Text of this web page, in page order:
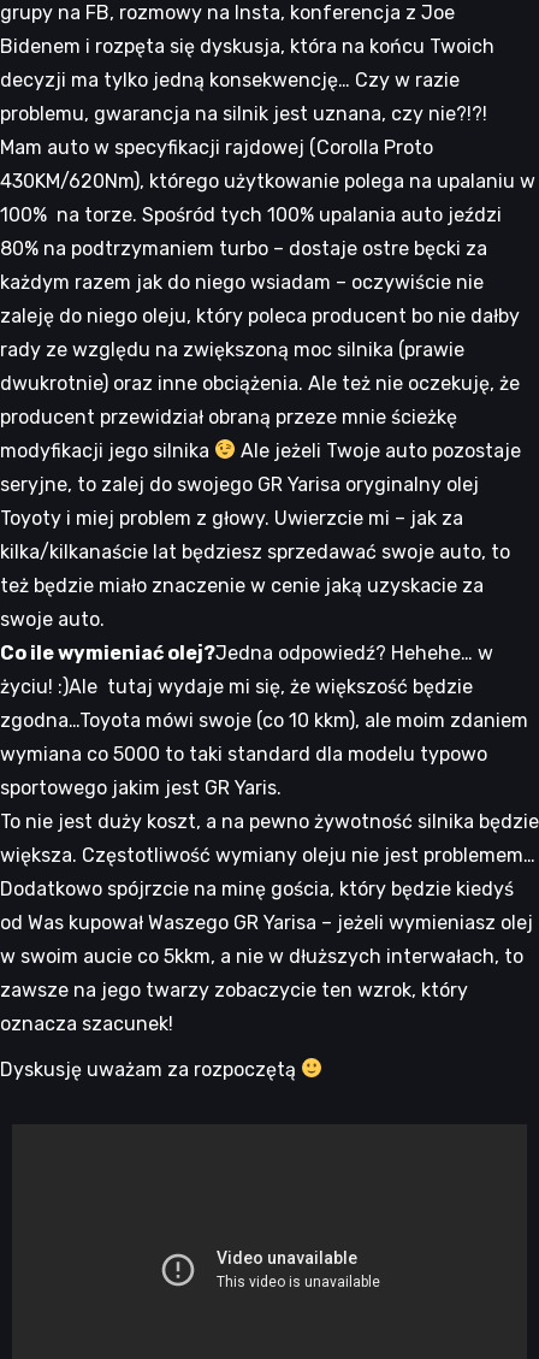
grupy na FB, rozmowy na Insta, konferencja z Joe
Bidenem i rozpęta się dyskusja, która na końcu Twoich
decyzji ma tylko jedną konsekwencję… Czy w razie
problemu, gwarancja na silnik jest uznana, czy nie?!?!
Mam auto w specyfikacji rajdowej (Corolla Proto
430KM/620Nm), którego użytkowanie polega na upalaniu w
100% na torze. Spośród tych 100% upalania auto jeździ
80% na podtrzymaniem turbo – dostaje ostre bęcki za
każdym razem jak do niego wsiadam – oczywiście nie
zaleję do niego oleju, który poleca producent bo nie dałby
rady ze względu na zwiększoną moc silnika (prawie
dwukrotnie) oraz inne obciążenia. Ale też nie oczekuję, że
producent przewidział obraną przeze mnie ścieżkę
modyfikacji jego silnika
Ale jeżeli Twoje auto pozostaje
seryjne, to zalej do swojego GR Yarisa oryginalny olej
Toyoty i miej problem z głowy. Uwierzcie mi – jak za
kilka/kilkanaście lat będziesz sprzedawać swoje auto, to
też będzie miało znaczenie w cenie jaką uzyskacie za
swoje auto.
Co ile wymieniać olej?Jedna odpowiedź? Hehehe… w
życiu! :)Ale tutaj wydaje mi się, że większość będzie
zgodna…Toyota mówi swoje (co 10 kkm), ale moim zdaniem
wymiana co 5000 to taki standard dla modelu typowo
sportowego jakim jest GR Yaris.
To nie jest duży koszt, a na pewno żywotność silnika będzie
większa. Częstotliwość wymiany oleju nie jest problemem…
Dodatkowo spójrzcie na minę gościa, który będzie kiedyś
od Was kupował Waszego GR Yarisa – jeżeli wymieniasz olej
w swoim aucie co 5kkm, a nie w dłuższych interwałach, to
zawsze na jego twarzy zobaczycie ten wzrok, który
oznacza szacunek!
Dyskusję uważam za rozpoczętą